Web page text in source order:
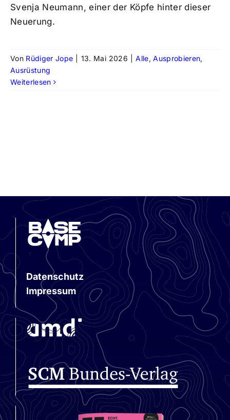
Svenja Neumann, einer der Köpfe hinter dieser
Neuerung.
Von Rüdiger Jope 13. Mai 2026 Alle,Ausprobieren,
Ausrüstung
Weiterlesen
Datenschutz
Impressum